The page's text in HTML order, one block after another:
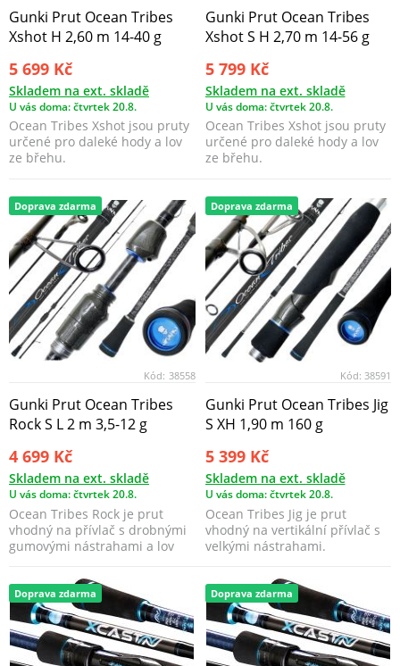
Gunki Prut Ocean Tribes
Xshot H 2,60 m 14-40 g
5 699 Kč
Skladem na ext. skladě
U vás doma: čtvrtek 20.8.
Ocean Tribes Xshot jsou pruty
určené pro daleké hody a lov
ze břehu.
Gunki Prut Ocean Tribes
Xshot S H 2,70 m 14-56 g
5 799 Kč
Skladem na ext. skladě
U vás doma: čtvrtek 20.8.
Ocean Tribes Xshot jsou pruty
určené pro daleké hody a lov
ze břehu.
Doprava zdarma
Kód: 38558
Gunki Prut Ocean Tribes
Rock S L 2 m 3,5-12 g
4 699 Kč
Skladem na ext. skladě
U vás doma: čtvrtek 20.8.
Ocean Tribes Rock je prut
vhodný na přívlač s drobnými
gumovými nástrahami a lov
Doprava zdarma
Kód: 38591
Gunki Prut Ocean Tribes Jig
S XH 1,90 m 160 g
5 399 Kč
Skladem na ext. skladě
U vás doma: čtvrtek 20.8.
Ocean Tribes Jig je prut
vhodný na vertikální přívlač s
velkými nástrahami.
Doprava zdarma Doprava zdarma